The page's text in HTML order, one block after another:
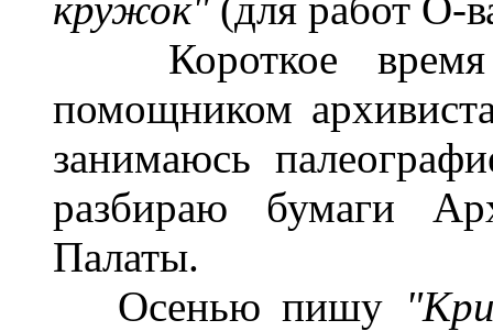
кружок" (для работ О-
Короткое время
помощником
занимаюсь
разбираю бумаги
Палаты.
Осенью пишу